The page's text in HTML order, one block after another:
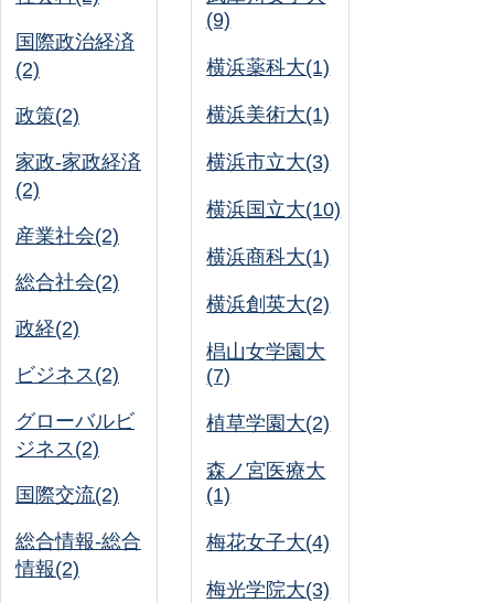
国際政治経済
(2)
政策(2)
家政-家政経済
(2)
産業社会(2)
総合社会(2)
政経(2)
ビジネス(2)
グローバルビ
ジネス(2)
国際交流(2)
総合情報-総合
情報(2)
(9)
横浜薬科大(1)
横浜美術大(1)
横浜市立大(3)
横浜国立大(10)
横浜商科大(1)
横浜創英大(2)
椙山女学園大
(7)
植草学園大(2)
森ノ宮医療大
(1)
梅花女子大(4)
梅光学院大(3)